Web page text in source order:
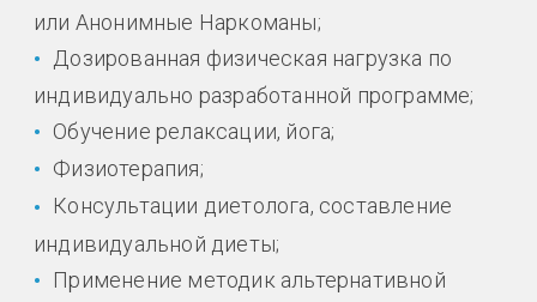
или Анонимные Наркоманы;
Дозированная физическая нагрузка по
индивидуально разработанной программе;
Обучение релаксации, йога;
Физиотерапия;
Консультации диетолога, составление
индивидуальной диеты;
Применение методик альтернативной